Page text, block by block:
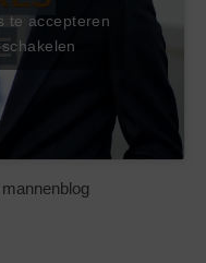
te accepteren